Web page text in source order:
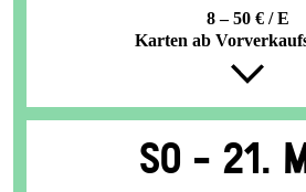
8 – 50 € / E
Karten ab
So - 21.